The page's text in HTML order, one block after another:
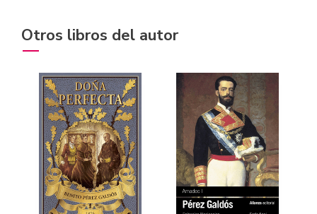
Otros libros del autor